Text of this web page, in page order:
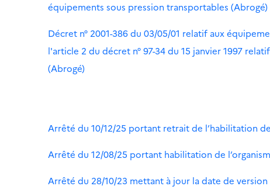
équipements sous pression transportables (Abrogé)
Décret n° 2001-386 du 03/05/01 relatif aux
l'article 2 du décret n° 97-34 du 15 janvier 1997
(Abrogé)
Arrêté du 10/12/25 portant retrait de l’habilitation
Arrêté du 12/08/25 portant habilitation de
Arrêté du 28/10/23 mettant à jour la date de